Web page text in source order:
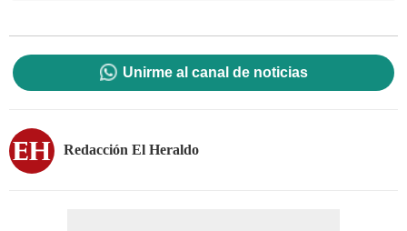
Unirme al canal de noticias
Redacción El Heraldo